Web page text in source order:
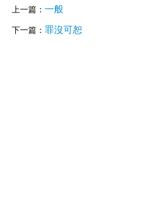
上一篇： 一般
下一篇： 罪沒可恕